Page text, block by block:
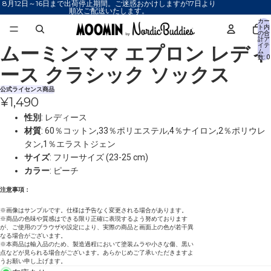
8月12日～16日まで出荷停止期間。ご迷惑おかけしますが17日より
順次ご配送いたします。
カー
ト内
の合
計ア
イテ
ム
数: 0
画
像
を
全
画
ムーミンママ エプロン レディ
ース クラシック ソックス
公式ライセンス商品
¥1,490
性別: レディース
材質: 60％コットン,33％ポリエステル,4％ナイロン,2％ポリウレ
タン,1％エラストジェン
サイズ: フリーサイズ (23-25 cm)
カラー: ピーチ
注意事項：
※画像はサンプルです。仕様は予告なく変更される場合があります。
※商品の色味や質感はできる限り正確に表現するよう努めております
が、ご使用のブラウザや設定により、実際の商品と画面上の色が若干異
なる場合がございます。
※本商品は輸入品のため、製造過程において塗装ムラや小さな傷、黒い
点などが見られる場合がございます。あらかじめご了承いただきますよ
うお願い申し上げます。